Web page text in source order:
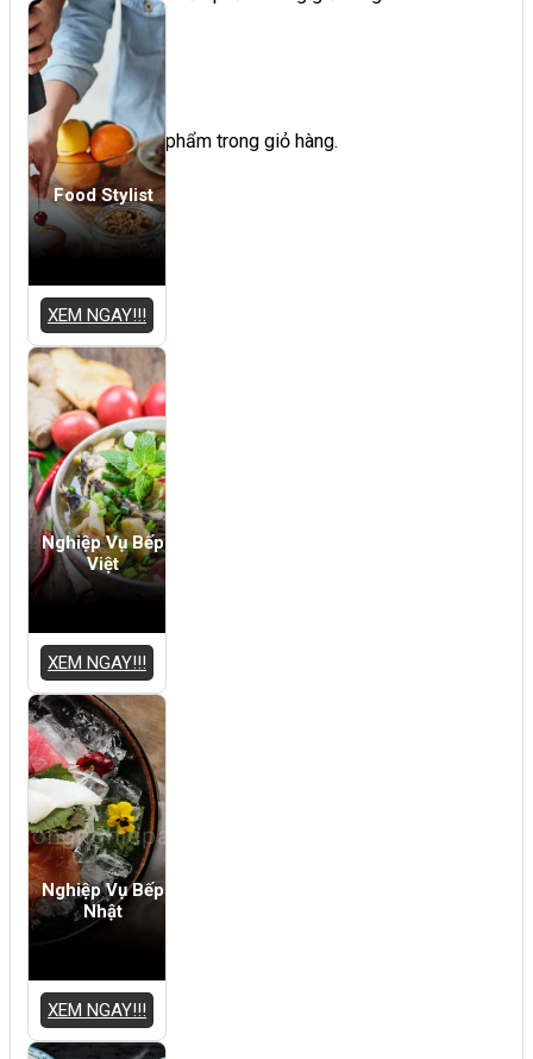
Giỏ hàng
Chưa có sản phẩm trong giỏ hàng.
Food Stylist
XEM NGAY!!!
Nghiệp Vụ Bếp
Việt
XEM NGAY!!!
Nghiệp Vụ Bếp
Nhật
XEM NGAY!!!